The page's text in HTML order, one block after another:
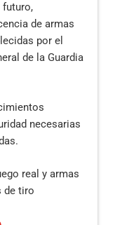
futuro,
de armas
por el
de la Guardia
necesarias
real y armas
de tiro